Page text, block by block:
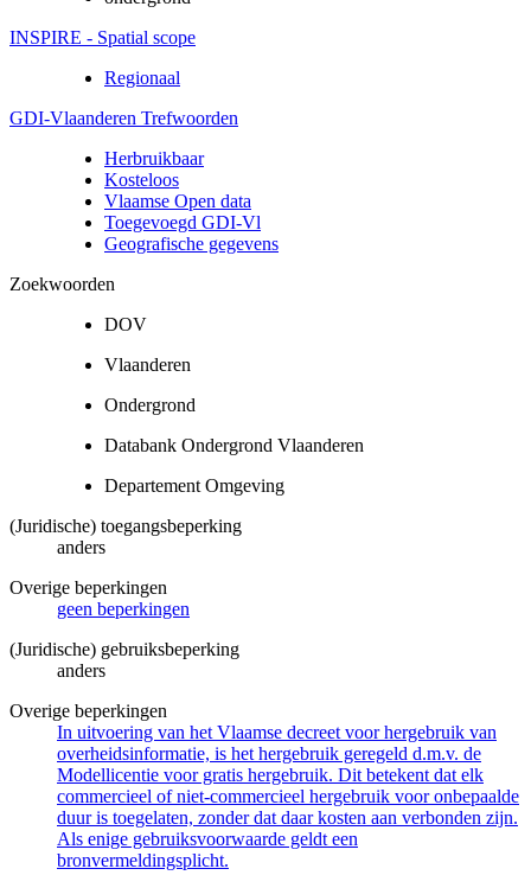
INSPIRE - Spatial scope
Regionaal
GDI-Vlaanderen Trefwoorden
Herbruikbaar
Kosteloos
Vlaamse Open data
Toegevoegd GDI-Vl
Geografische gegevens
Zoekwoorden
DOV
Vlaanderen
Ondergrond
Databank Ondergrond Vlaanderen
Departement Omgeving
(Juridische) toegangsbeperking
anders
Overige beperkingen
geen beperkingen
(Juridische) gebruiksbeperking
anders
Overige beperkingen
In uitvoering van het Vlaamse decreet voor hergebruik van
overheidsinformatie, is het hergebruik geregeld d.m.v. de
Modellicentie voor gratis hergebruik. Dit betekent dat elk
commercieel of niet-commercieel hergebruik voor onbepaalde
duur is toegelaten, zonder dat daar kosten aan verbonden zijn.
Als enige gebruiksvoorwaarde geldt een
bronvermeldingsplicht.